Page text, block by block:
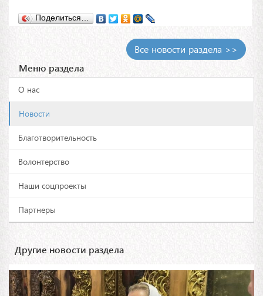
Поделиться…
Все новости раздела >>
Меню раздела
О нас
Новости
Благотворительность
Волонтерство
Наши соцпроекты
Партнеры
Другие новости раздела